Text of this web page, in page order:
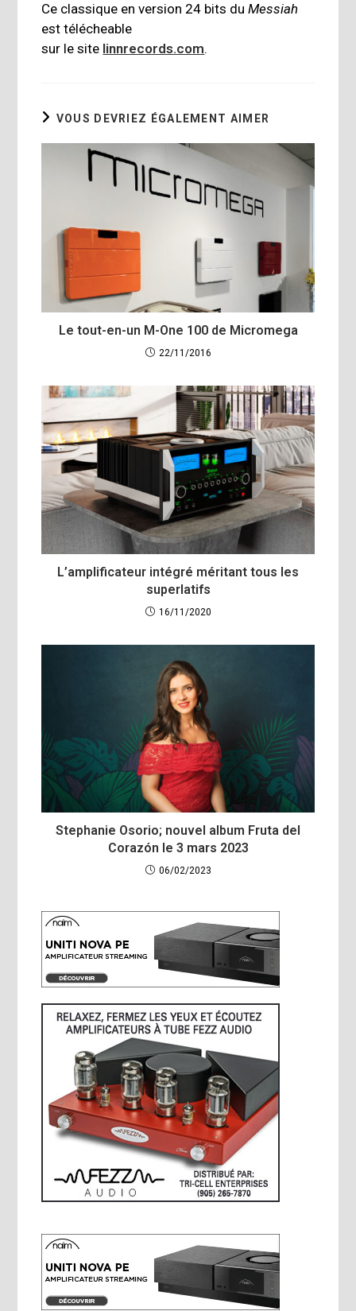
Ce classique en version 24 bits duMessiah
est télécheable
sur le site linnrecords.com.
VOUS DEVRIEZ ÉGALEMENT AIMER
Le tout-en-un M-One 100 de Micromega
22/11/2016
L’amplificateur intégré méritant tous les
superlatifs
16/11/2020
Stephanie Osorio; nouvel album Fruta del
Corazón le 3 mars 2023
06/02/2023